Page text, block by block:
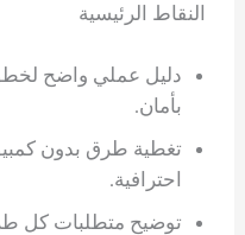
النقاط الرئيسية
دليل عملي واضح
بأمان.
تغطية طرق بدون
احترافية.
توضيح متطلبات كل